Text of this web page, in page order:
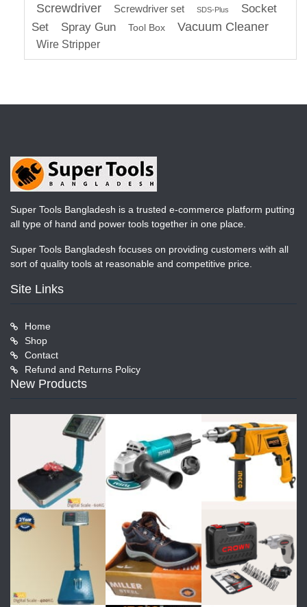
Screwdriver Screwdriver set SDS-Plus
Socket
Set
Spray Gun Tool Box Vacuum Cleaner
Wire Stripper
Super Tools Bangladesh is a trusted e-commerce platform putting
all type of hand and power tools together in one place.
Super Tools Bangladesh focuses on providing customers with all
sort of quality tools at reasonable and competitive price.
Site Links
Home
Shop
Contact
Refund and Returns Policy
New Products